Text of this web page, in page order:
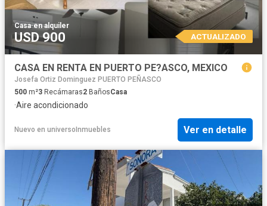
Casa·en alquiler
USD 900 ACTUALIZADO
CASA EN RENTA EN PUERTO PE?ASCO, MEXICO
Josefa Ortiz Dominguez PUERTO PEÑASCO
500 m²3 Recámaras2 BañosCasa
·Aire acondicionado
Nuevo en universoInmuebles Ver en detalle